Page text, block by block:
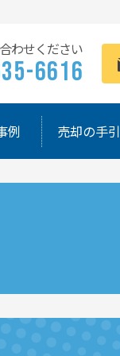
わせください
6616
例 売却の手引